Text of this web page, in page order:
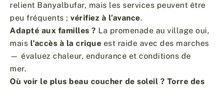
relient Banyalbufar, mais les services peuvent être
peu fréquents ; vérifiez à l’avance.
Adapté aux familles ? La promenade au village oui,
mais l’accès à la crique est raide avec des marches
— évaluez chaleur, endurance et conditions de
mer.
Où voir le plus beau coucher de soleil ? Torre des